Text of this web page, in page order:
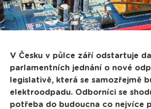
V Česku v půlce září odstartuje
parlamentních jednání o nové
legislativě, která se samozřejmě
elektroodpadu. Odborníci se
potřeba do budoucna co nejvíce